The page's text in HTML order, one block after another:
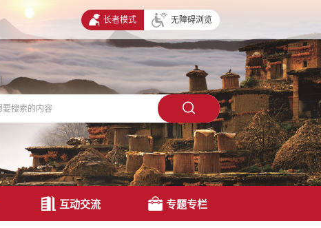
长者模式 无障碍浏览
互动交流 专题专栏